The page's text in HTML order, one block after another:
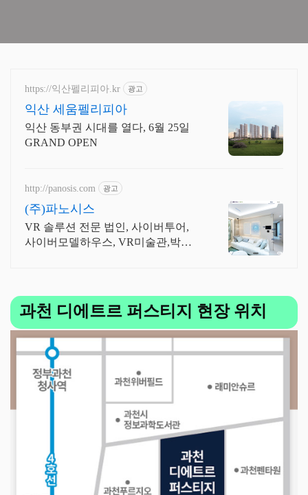
https://익산펠리피아.kr 광고
익산 세움펠리피아
익산 동부권 시대를 열다, 6월 25일
GRAND OPEN
http://panosis.com 광고
(주)파노시스
VR 솔루션 전문 법인, 사이버투어,
사이버모델하우스, VR미술관,박물
과천 디에트르 퍼스티지 현장 위치